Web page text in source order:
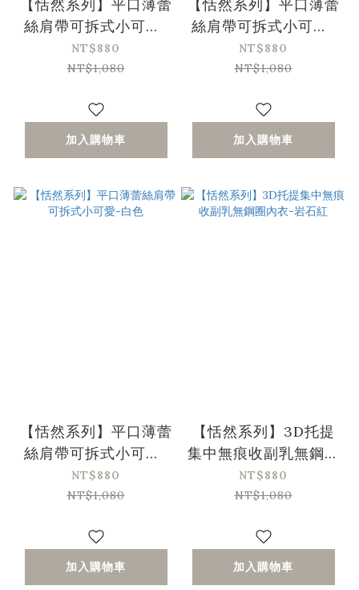
【恬然系列】平口薄蕾
絲肩帶可拆式小可愛-
銀灰色
NT$880
NT$1,080
加入購物車
【恬然系列】平口薄蕾
絲肩帶可拆式小可愛-
黑色
NT$880
NT$1,080
加入購物車
【恬然系列】平口薄蕾
絲肩帶可拆式小可愛-
白色
NT$880
NT$1,080
加入購物車
【恬然系列】3D托提
集中無痕收副乳無鋼圈
內衣-岩石紅
NT$880
NT$1,080
加入購物車